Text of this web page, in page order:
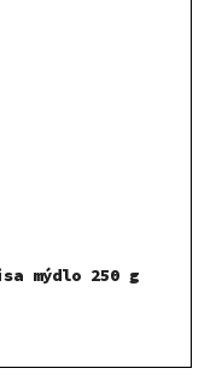
mýdlo 250 g